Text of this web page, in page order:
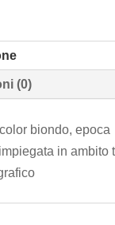
(0)
biondo, epoca
in ambito